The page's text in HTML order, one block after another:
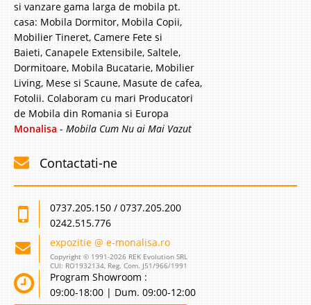
si vanzare gama larga de mobila pt.
casa: Mobila Dormitor, Mobila Copii,
Mobilier Tineret, Camere Fete si
Baieti, Canapele Extensibile, Saltele,
Dormitoare, Mobila Bucatarie, Mobilier
Living, Mese si Scaune, Masute de cafea,
Fotolii. Colaboram cu mari Producatori
de Mobila din Romania si Europa
Monalisa - Mobila Cum Nu ai Mai Vazut
Contactati-ne
0737.205.150 / 0737.205.200
0242.515.776
expozitie @ e-monalisa.ro
Copyright © 1991-2026 REK Evolution SRL
CUI: RO1932134, Reg. Com. J51/966/1991
Program Showroom :
09:00-18:00 | Dum. 09:00-12:00